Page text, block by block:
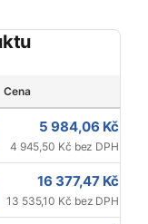
Cena
5 984,06 Kč
4 945,50 Kč bez DPH
16 377,47 Kč
13 535,10 Kč bez DPH